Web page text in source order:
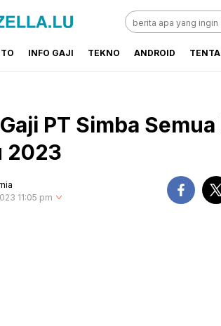
WorldINFO GAJI TEKNO ANDROID
PT Simba
2023
11:05 pm